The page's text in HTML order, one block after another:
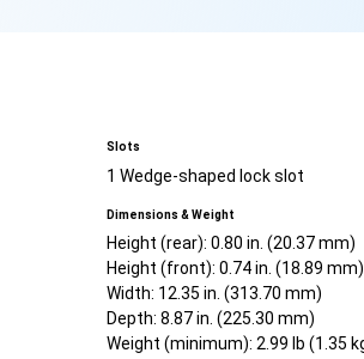
Slots
1 Wedge-shaped lock slot
Dimensions & Weight
Height (rear): 0.80 in. (20.37 mm)
Height (front): 0.74 in. (18.89 mm)
Width: 12.35 in. (313.70 mm)
Depth: 8.87 in. (225.30 mm)
Weight (minimum): 2.99 lb (1.35